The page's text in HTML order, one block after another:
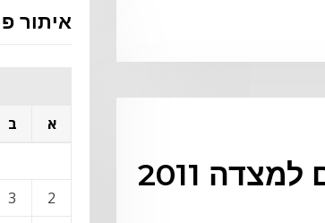
2011
איתור
א
ב
2
3